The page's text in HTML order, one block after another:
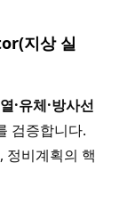
지상 실
열·유체·방사선
검증합니다.
정비계획의 핵